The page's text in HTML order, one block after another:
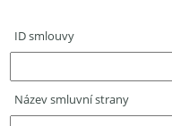
ID smlouvy
Název smluvní strany